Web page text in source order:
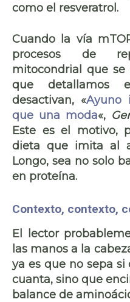
como el resveratrol.
Cuando la vía
procesos de
mitocondrial que
que detallamos
desactivan, «Ayuno
que una moda«,
Este es el motivo,
dieta que imita al
Longo, sea no solo
en proteína.
Contexto, contexto,
El lector
las manos a la
ya es que no sepa
cuanta, sino que
balance de